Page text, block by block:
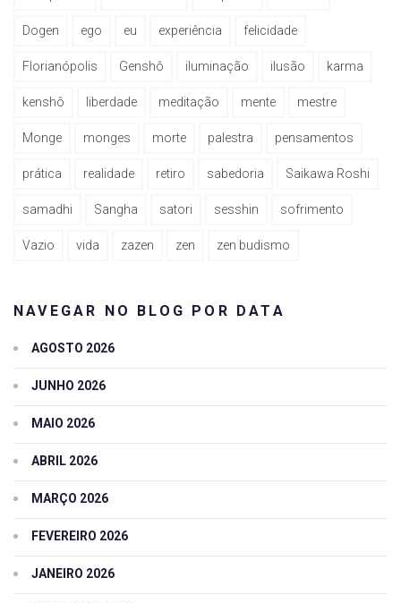
Dogen ego eu experiência felicidade
Florianópolis Genshô iluminação ilusão karma
kenshô liberdade meditação mente mestre
Monge monges morte palestra pensamentos
prática realidade retiro sabedoria Saikawa Roshi
samadhi Sangha satori sesshin sofrimento
Vazio vida zazen zen zen budismo
NAVEGAR NO BLOG POR DATA
AGOSTO 2026
JUNHO 2026
MAIO 2026
ABRIL 2026
MARÇO 2026
FEVEREIRO 2026
JANEIRO 2026